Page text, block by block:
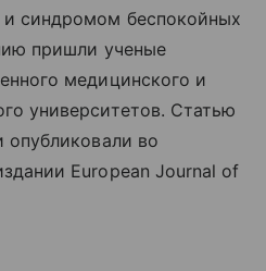
синдромом беспокойных
пришли ученые
медицинского и
университетов. Статью
опубликовали во
European Journal of